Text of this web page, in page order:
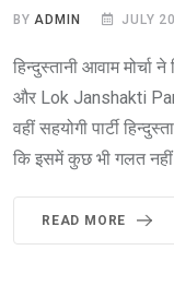
BYADMIN JULY
हिन्दुस्तानी आवाम
और Lok Janshakti
वहीं सहयोगी पार्टी
कि इसमें कुछ भी गलत
READ MORE